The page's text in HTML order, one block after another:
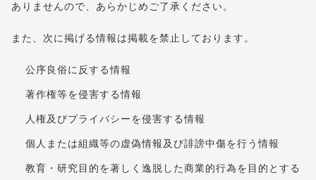
ありませんので、あらかじめご了承ください。
また、次に掲げる情報は掲載を禁止しております。
公序良俗に反する情報
著作権等を侵害する情報
人権及びプライバシーを侵害する情報
個人または組織等の虚偽情報及び誹謗中傷を行う情報
教育・研究目的を著しく逸脱した商業的行為を目的とする